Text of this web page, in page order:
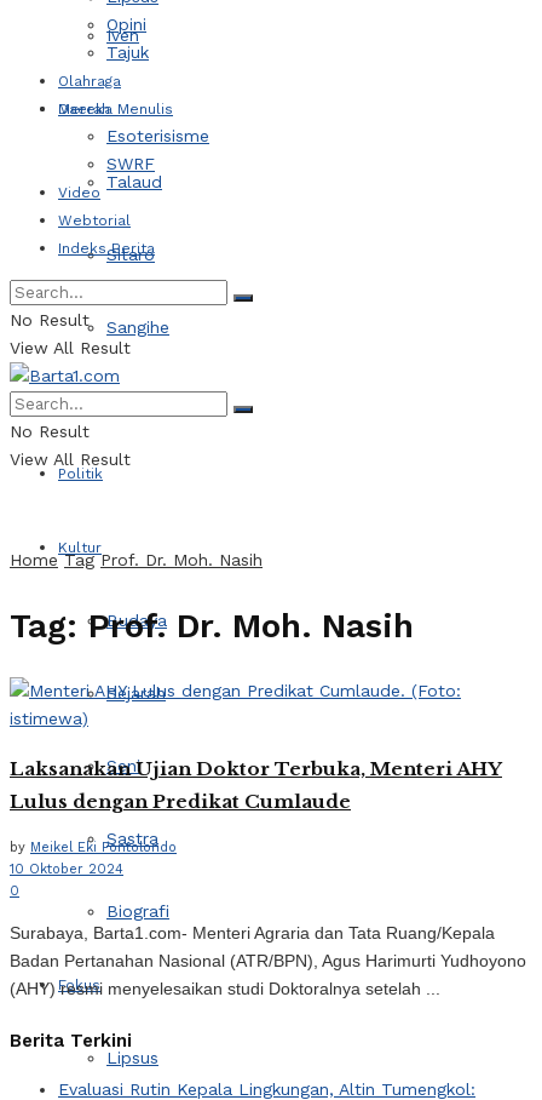
Iven
Daerah
Talaud
Sitaro
Sangihe
Politik
Kultur
Budaya
Sejarah
Seni
Sastra
Biografi
Fokus
Lipsus
Opini
Tajuk
Olahraga
Mereka Menulis
Esoterisisme
SWRF
Video
Webtorial
Indeks Berita
No Result
View All Result
No Result
View All Result
Home Tag Prof. Dr. Moh. Nasih
Tag:Prof. Dr. Moh. Nasih
Laksanakan Ujian Doktor Terbuka, Menteri AHY
Lulus dengan Predikat Cumlaude
by Meikel Eki Pontolondo
10 Oktober 2024
0
Surabaya, Barta1.com- Menteri Agraria dan Tata Ruang/Kepala
Badan Pertanahan Nasional (ATR/BPN), Agus Harimurti Yudhoyono
(AHY) resmi menyelesaikan studi Doktoralnya setelah ...
Berita Terkini
Evaluasi Rutin Kepala Lingkungan, Altin Tumengkol: